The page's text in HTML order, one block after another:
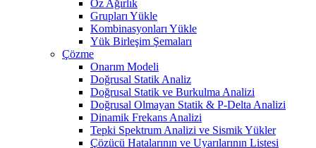
Öz Ağırlık
Grupları Yükle
Kombinasyonları Yükle
Yük Birleşim Şemaları
Çözme
Onarım Modeli
Doğrusal Statik Analiz
Doğrusal Statik ve Burkulma Analizi
Doğrusal Olmayan Statik & P-Delta Analizi
Dinamik Frekans Analizi
Tepki Spektrum Analizi ve Sismik Yükler
Çözücü Hatalarının ve Uyarılarının Listesi